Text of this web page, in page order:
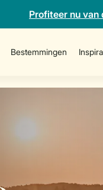
Profiteer nu
Bestemmingen